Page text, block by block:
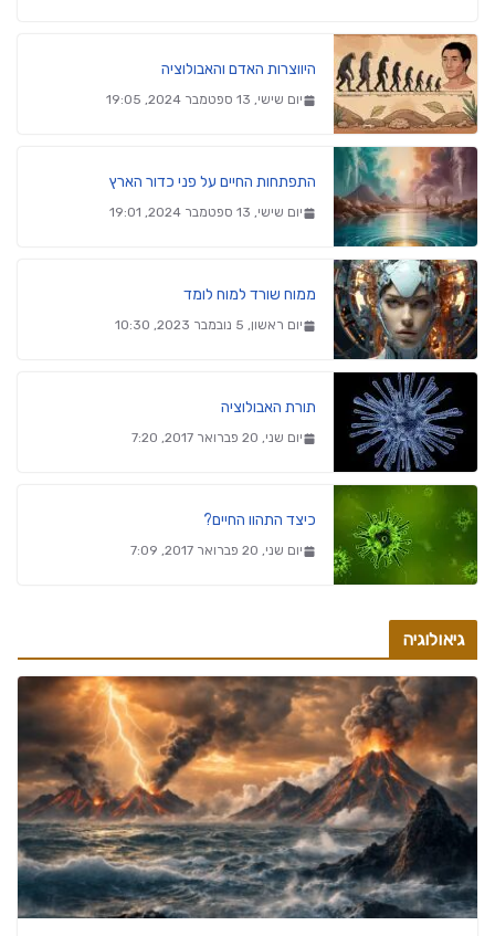
היווצרות האדם והאבולוציה
יום שישי, 13 ספטמבר 2024, 19:05
התפתחות החיים על פני כדור הארץ
יום שישי, 13 ספטמבר 2024, 19:01
ממוח שורד למוח לומד
יום ראשון, 5 נובמבר 2023, 10:30
תורת האבולוציה
יום שני, 20 פברואר 2017, 7:20
כיצד התהוו החיים?
יום שני, 20 פברואר 2017, 7:09
גיאולוגיה